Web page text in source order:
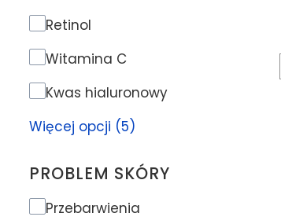
Składnik aktywny
Retinol
Witamina C
Kwas hialuronowy
Więcej opcji (5)
PROBLEM SKÓRY
Problem skóry
Przebarwienia